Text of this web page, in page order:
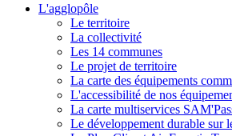
L'agglopôle
Le territoire
La collectivité
Les 14 communes
Le projet de territoire
La carte des équipements
L'accessibilité de nos
La carte multiservices
Le développement durable sur